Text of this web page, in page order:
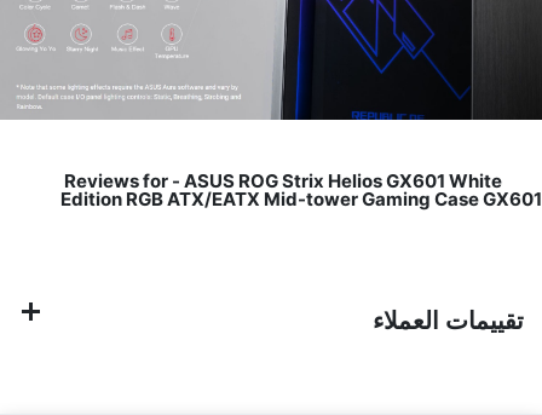
ASUS ROG Strix Helios GX601 White
Edition RGB ATX/EATX Mid-tower Gaming Case GX601
تقييمات العملاء